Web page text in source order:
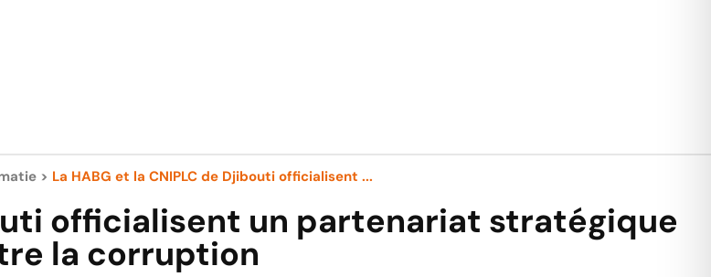
> La HABG et la CNIPLC de Djibouti officialisent ...
officialisent un partenariat stratégique
la corruption